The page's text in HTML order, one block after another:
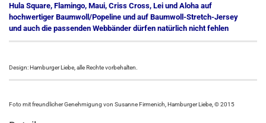
Hula Square, Flamingo, Maui, Criss Cross, Lei und Aloha auf
hochwertiger Baumwoll/Popeline und auf Baumwoll-Stretch-Jersey
und auch die passenden Webbänder dürfen natürlich nicht fehlen
Design: Hamburger Liebe, alle Rechte vorbehalten.
Foto mit freundlicher Genehmigung von Susanne Firmenich, Hamburger Liebe, © 2015